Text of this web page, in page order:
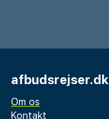
afbudsrejser.dk
Om os
Kontakt